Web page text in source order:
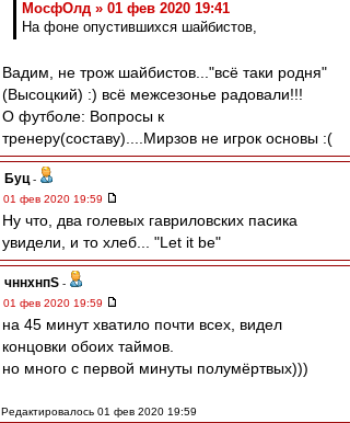
МосфОлд » 01 фев 2020 19:41
На фоне опустившихся шайбистов,
Вадим, не трож шайбистов..."всё таки родня"
(Высоцкий) :) всё межсезонье радовали!!!
О футболе: Вопросы к
тренеру(составу)....Мирзов не игрок основы :(
Буц -
01 фев 2020 19:59
Ну что, два голевых гавриловских пасика
увидели, и то хлеб... "Let it be"
чннхнпS -
01 фев 2020 19:59
на 45 минут хватило почти всех, видел
концовки обоих таймов.
но много с первой минуты полумёртвых)))
Редактировалось 01 фев 2020 19:59